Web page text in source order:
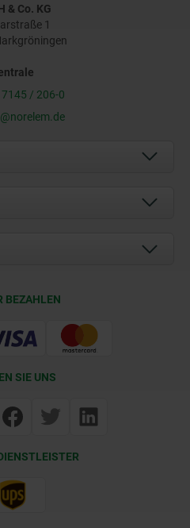
& Co. KG
1
/ 206-0
BEZAHLEN
SIE UNS